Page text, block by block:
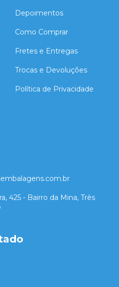
Depoimentos
Como Comprar
Fretes e Entregas
Trocas e Devoluções
Política de Privacidade
425 - Bairro da Mina, Três